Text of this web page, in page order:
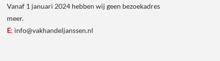
Vanaf 1 januari 2024 hebben wij geen bezoekadres
meer.
E: info@vakhandeljanssen.nl